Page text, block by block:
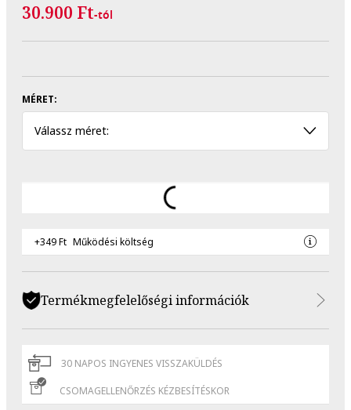
30.900 Ft-tól
MÉRET:
Válassz méret:
+349 Ft Működési költség
Termékmegfelelőségi információk
30 NAPOS INGYENES VISSZAKÜLDÉS
CSOMAGELLENŐRZÉS KÉZBESÍTÉSKOR